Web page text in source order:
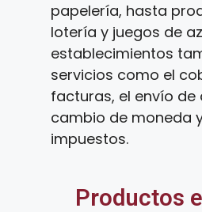
papelería, hasta
lotería y juegos de
establecimientos
servicios como el
facturas, el envío de
cambio de moneda
impuestos.
Productos